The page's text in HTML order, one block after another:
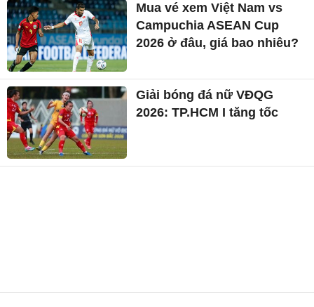
Mua vé xem Việt Nam vs
Campuchia ASEAN Cup
2026 ở đâu, giá bao nhiêu?
Giải bóng đá nữ VĐQG
2026: TP.HCM I tăng tốc